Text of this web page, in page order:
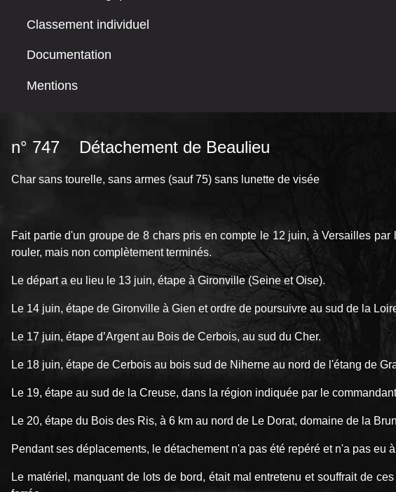
Classement individuel
Documentation
Mentions
n° 747 Détachement de Beaulieu
Char sans tourelle, sans armes (sauf 75) sans lunette de visée
Fait partie d'un groupe de 8 chars pris en compte le 12 juin, à Versailles
rouler, mais non complètement terminés.
Le départ a eu lieu le 13 juin, étape à Gironville (Seine et Oise).
Le 14 juin, étape de Gironville à Gien et ordre de poursuivre au sud de la
Le 17 juin, étape d’Argent au Bois de Cerbois, au sud du Cher.
Le 18 juin, étape de Cerbois au bois sud de Niherne au nord de l'étang de
Le 19, étape au sud de la Creuse, dans la région indiquée par le
Le 20, étape du Bois des Ris, à 6 km au nord de Le Dorat, domaine de la
Pendant ses déplacements, le détachement n'a pas été repéré et n'a pas
Le matériel, manquant de lots de bord, était mal entretenu et souffrait de